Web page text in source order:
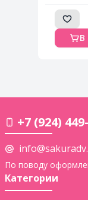
Golden
Cocoon
Home
Esthetic
В
+7 (924)
По поводу
Категории